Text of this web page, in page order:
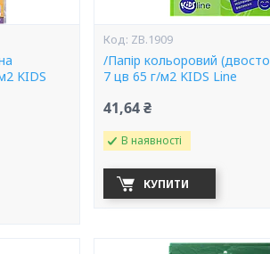
KIDS
ZB.1909
/Папір кольоровий
7 цв 65 г/м2 KIDS Line
41,64 ₴
В наявності
КУПИТИ